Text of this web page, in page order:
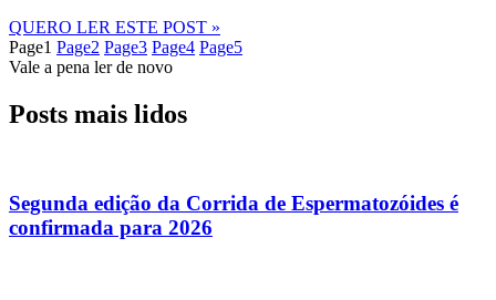
QUERO LER ESTE POST »
Page1 Page2 Page3 Page4 Page5
Vale a pena ler de novo
Posts mais lidos
Segunda edição da Corrida de Espermatozóides é
confirmada para 2026